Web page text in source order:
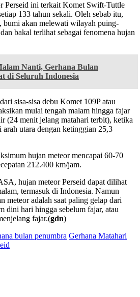
Perseid ini terkait Komet Swift-Tuttle
133 tahun sekali. Oleh sebab itu,
bumi akan melewati wilayah puing-
bakal terlihat sebagai fenomena hujan
Nanti, Gerhana Bulan
di Seluruh Indonesia
sisa-sisa debu Komet 109P atau
mulai tengah malam hingga fajar
(24 menit jelang matahari terbit), ketika
utara dengan ketinggian 25,3
hujan meteor mencapai 60-70
212.400 km/jam.
hujan meteor Perseid dapat dilihat
termasuk di Indonesia. Namun
meteor adalah saat paling gelap dari
dini hari hingga sebelum fajar, atau
fajar.(gdn)
bulan penumbra Gerhana Matahari